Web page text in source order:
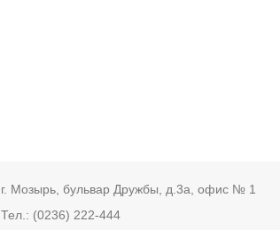
г. Мозырь, бульвар Дружбы, д.3а, офис № 1
Тел.: (0236) 222-444